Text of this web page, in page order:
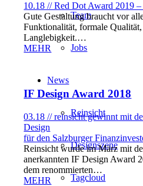
Team
Jobs
News
Reinsicht
Designszene
Tagcloud
10.18 // Red Dot Award 2019
Gute Gestaltung braucht vor
Funktionalität, formale
Langlebigkeit.…
MEHR
IF Design Award 2018
03.18 // reinsicht gewinnt mit
Design
für den Salzburger
Reinsicht wurde im März mit
anerkannten IF Design Award
dem renommierten…
MEHR